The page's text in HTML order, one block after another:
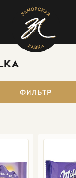
ФИЛЬТР